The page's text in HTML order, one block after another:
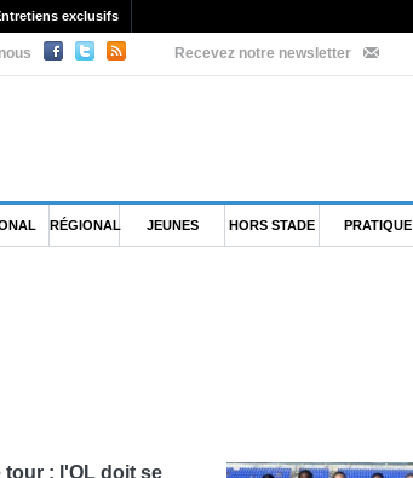
exclusifs
Recevez notre newsletter
RÉGIONAL JEUNES HORS STADE PRATIQUE
tour : l'OL doit se